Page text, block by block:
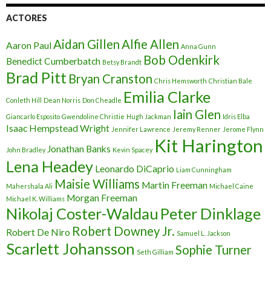
ACTORES
Aaron PaulAidan GillenAlfie Allen Anna Gunn
Benedict Cumberbatch Betsy Brandt Bob Odenkirk
Brad Pitt Bryan Cranston Chris Hemsworth Christian Bale
Conleth Hill Dean Norris Don Cheadle Emilia Clarke
Giancarlo Esposito Gwendoline Christie Hugh Jackman Iain Glen Idris Elba
Isaac Hempstead Wright Jennifer Lawrence Jeremy Renner Jerome Flynn
John Bradley Jonathan Banks Kevin Spacey Kit Harington
Lena Headey Leonardo DiCaprio Liam Cunningham
Mahershala Ali Maisie Williams Martin Freeman Michael Caine
Michael K. Williams Morgan Freeman
Nikolaj Coster-Waldau Peter Dinklage
Robert De Niro Robert Downey Jr. Samuel L. Jackson
Scarlett Johansson Seth Gilliam Sophie Turner